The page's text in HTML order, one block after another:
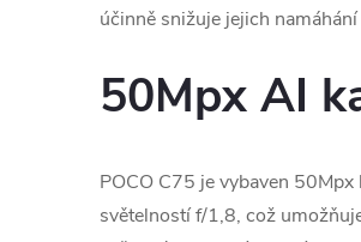
účinně snižuje jejich
50Mpx AI
POCO C75 je vybaven
světelností f/1,8, což